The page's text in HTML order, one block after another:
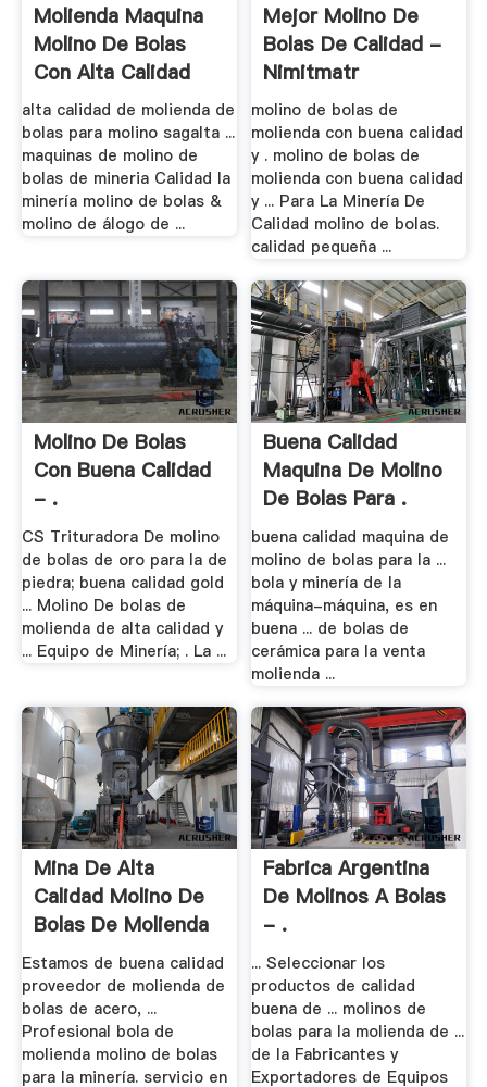
Molienda Maquina
Molino De Bolas
Con Alta Calidad
alta calidad de molienda de
bolas para molino sagalta ...
maquinas de molino de
bolas de mineria Calidad la
minería molino de bolas &
molino de álogo de ...
Mejor Molino De
Bolas De Calidad -
Nimitmatr
molino de bolas de
molienda con buena calidad
y . molino de bolas de
molienda con buena calidad
y ... Para La Minería De
Calidad molino de bolas.
calidad pequeña ...
Molino De Bolas
Con Buena Calidad
- .
CS Trituradora De molino
de bolas de oro para la de
piedra; buena calidad gold
... Molino De bolas de
molienda de alta calidad y
... Equipo de Minería; . La ...
Buena Calidad
Maquina De Molino
De Bolas Para .
buena calidad maquina de
molino de bolas para la ...
bola y minería de la
máquina-máquina, es en
buena ... de bolas de
cerámica para la venta
molienda ...
Mina De Alta
Calidad Molino De
Bolas De Molienda
Estamos de buena calidad
proveedor de molienda de
bolas de acero, ...
Profesional bola de
molienda molino de bolas
para la minería. servicio en
Fabrica Argentina
De Molinos A Bolas
- .
... Seleccionar los
productos de calidad
buena de ... molinos de
bolas para la molienda de ...
de la Fabricantes y
Exportadores de Equipos